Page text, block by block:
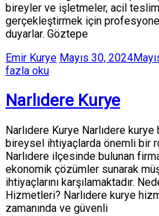
bireyler ve işletmeler, acil
gerçekleştirmek için
duyarlar. Göztepe
Emir Kurye Mayıs 30, 2024
fazla oku
Narlıdere Kurye
Narlıdere Kurye Narlıdere
bireysel ihtiyaçlarda önemli bir
Narlıdere ilçesinde bulunan
ekonomik çözümler sunarak
ihtiyaçlarını karşılamaktadır.
Hizmetleri? Narlıdere kurye
zamanında ve güvenli